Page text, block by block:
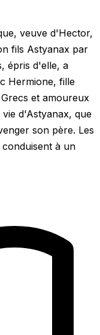
veuve d'Hector,
fils Astyanax par
épris d'elle, a
Hermione, fille
et amoureux
d'Astyanax, que
son père. Les
à un